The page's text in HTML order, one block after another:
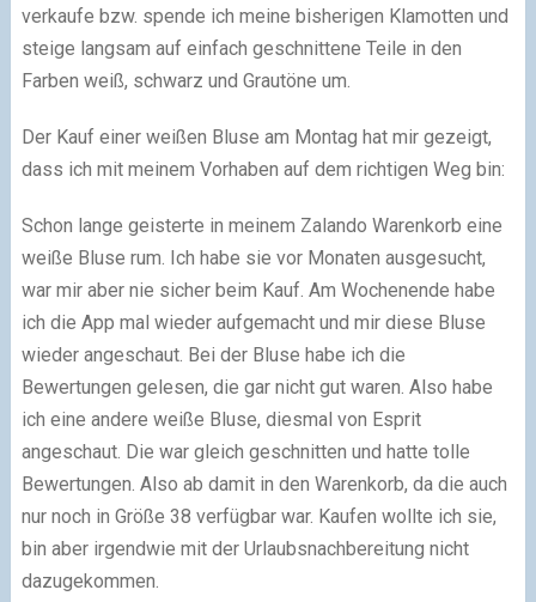
verkaufe bzw. spende ich meine bisherigen Klamotten und
steige langsam auf einfach geschnittene Teile in den
Farben weiß, schwarz und Grautöne um.
Der Kauf einer weißen Bluse am Montag hat mir gezeigt,
dass ich mit meinem Vorhaben auf dem richtigen Weg bin:
Schon lange geisterte in meinem Zalando Warenkorb eine
weiße Bluse rum. Ich habe sie vor Monaten ausgesucht,
war mir aber nie sicher beim Kauf. Am Wochenende habe
ich die App mal wieder aufgemacht und mir diese Bluse
wieder angeschaut. Bei der Bluse habe ich die
Bewertungen gelesen, die gar nicht gut waren. Also habe
ich eine andere weiße Bluse, diesmal von Esprit
angeschaut. Die war gleich geschnitten und hatte tolle
Bewertungen. Also ab damit in den Warenkorb, da die auch
nur noch in Größe 38 verfügbar war. Kaufen wollte ich sie,
bin aber irgendwie mit der Urlaubsnachbereitung nicht
dazugekommen.